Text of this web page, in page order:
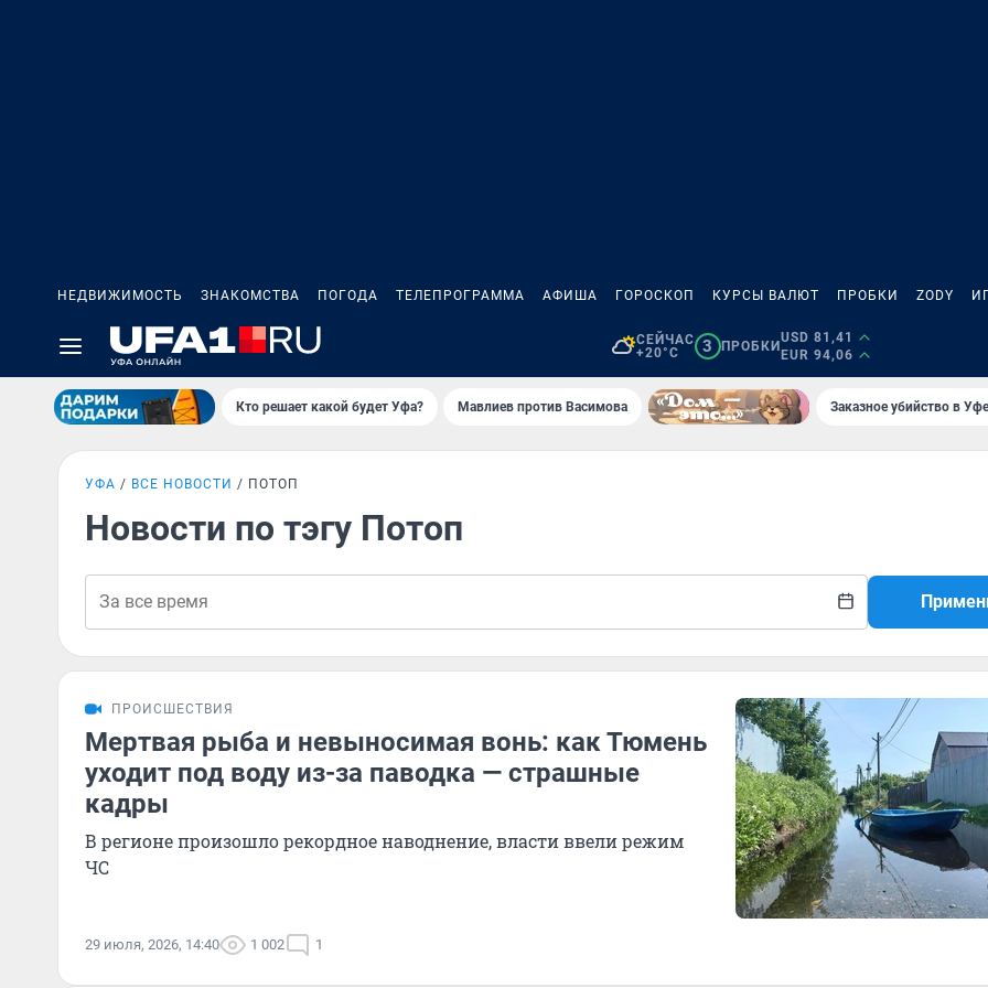
НЕДВИЖИМОСТЬ ЗНАКОМСТВА ПОГОДА ТЕЛЕПРОГРАММА АФИША ГОРОСКОП КУРСЫ ВАЛЮТ ПРОБКИ ZODY
СЕЙЧАС
+20°C
3 ПРОБКИ
USD 81,41
EUR 94,06
Кто решает какой будет Уфа? Мавлиев против Васимова Заказное убийство в
УФА ВСЕ НОВОСТИ ПОТОП
Новости по тэгу Потоп
ПРОИСШЕСТВИЯ
Мертвая рыба и невыносимая вонь: как Тюмень
уходит под воду из-за паводка — страшные
кадры
В регионе произошло рекордное наводнение, власти ввели режим
ЧС
29 июля, 2026, 14:40 1 002 1